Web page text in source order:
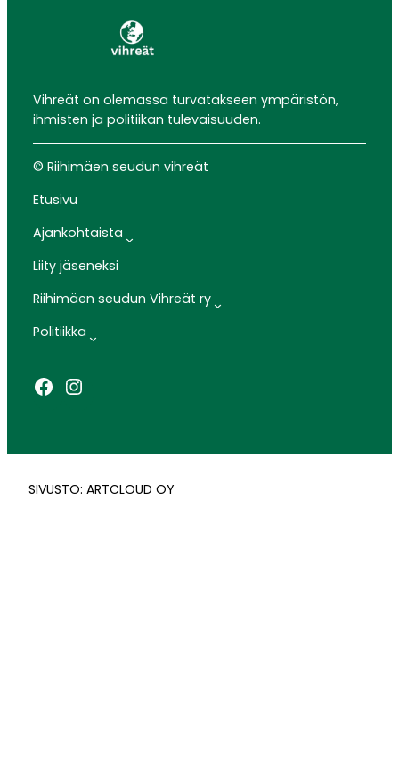
Vihreät on olemassa turvatakseen ympäristön,
ihmisten ja politiikan tulevaisuuden.
© Riihimäen seudun vihreät
Etusivu
Ajankohtaista
Liity jäseneksi
Riihimäen seudun Vihreät ry
Politiikka
Facebook
Instagram
SIVUSTO: ARTCLOUD OY